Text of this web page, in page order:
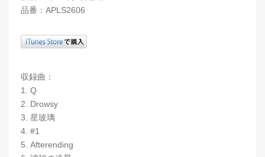
品番：APLS2606
収録曲：
1. Q
2. Drowsy
3. 星玻璃
4. #1
5. Afterending